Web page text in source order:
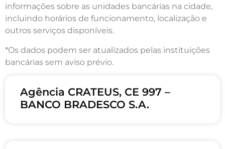
informações sobre as unidades bancárias na cidade,
incluindo horários de funcionamento, localização e
outros serviços disponíveis.
*Os dados podem ser atualizados pelas instituições
bancárias sem aviso prévio.
Agência CRATEUS, CE 997 –
BANCO BRADESCO S.A.